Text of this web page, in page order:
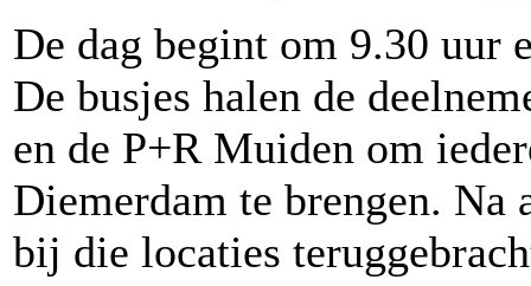
De dag begint om 9.30 uur
De busjes halen de
en de P+R Muiden om
Diemerdam te brengen.
bij die locaties